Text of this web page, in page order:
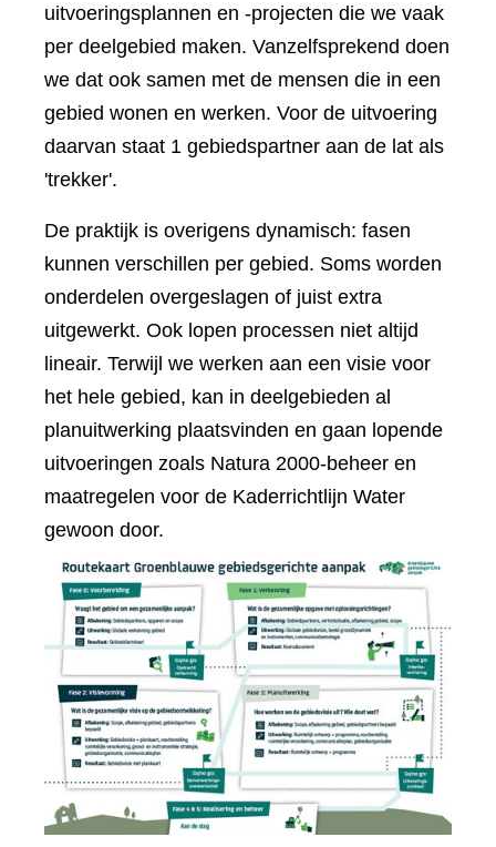
uitvoeringsplannen en -projecten die we vaak
per deelgebied maken. Vanzelfsprekend doen
we dat ook samen met de mensen die in een
gebied wonen en werken. Voor de uitvoering
daarvan staat 1 gebiedspartner aan de lat als
'trekker'.
De praktijk is overigens dynamisch: fasen
kunnen verschillen per gebied. Soms worden
onderdelen overgeslagen of juist extra
uitgewerkt. Ook lopen processen niet altijd
lineair. Terwijl we werken aan een visie voor
het hele gebied, kan in deelgebieden al
planuitwerking plaatsvinden en gaan lopende
uitvoeringen zoals Natura 2000-beheer en
maatregelen voor de Kaderrichtlijn Water
gewoon door.